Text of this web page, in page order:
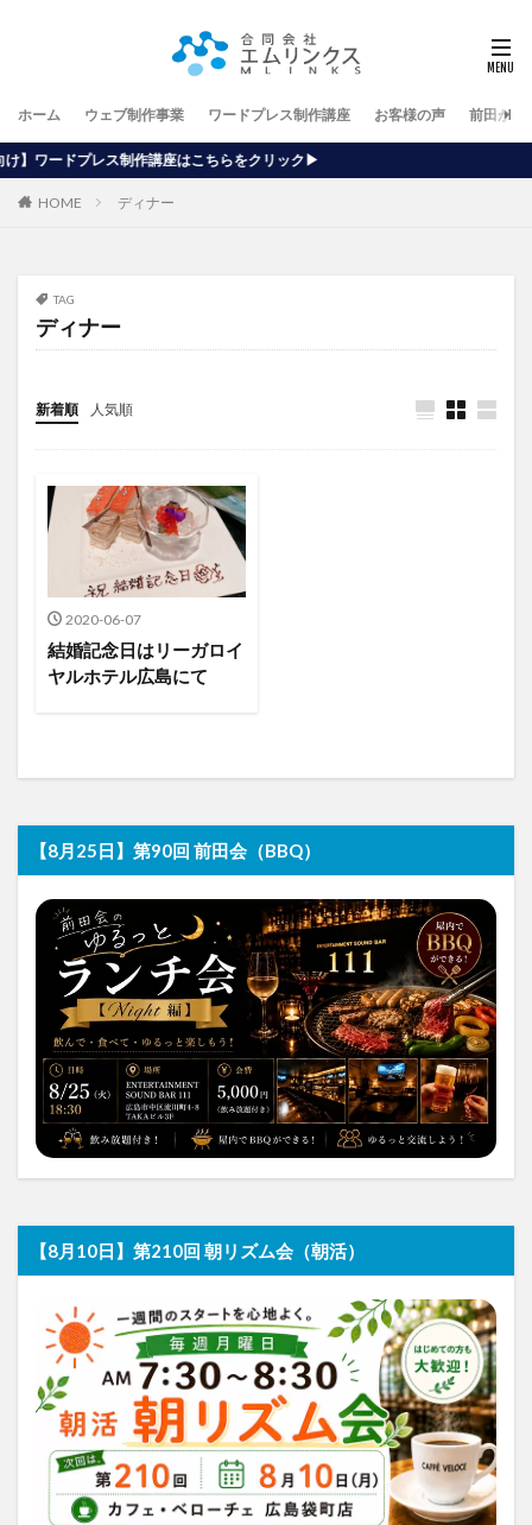
ホーム ウェブ制作事業 ワードプレス制作講座 お客様の声 前田が行
座はこちらをクリック▶
HOME ディナー
TAG
ディナー
新着順 人気順
2020-06-07
結婚記念日はリーガロイ
ヤルホテル広島にて
【8月25日】第90回 前田会（BBQ）
【8月10日】第210回 朝リズム会（朝活）